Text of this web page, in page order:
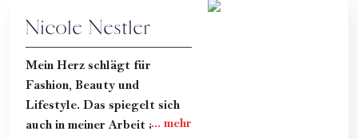
Nicole Nestler
Mein Herz schlägt für
Fashion, Beauty und
Lifestyle. Das spiegelt sich
auch in meiner Arbeit als